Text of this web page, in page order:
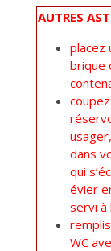
AUTRES
placez
brique
dans
qui
évier
servi
WC